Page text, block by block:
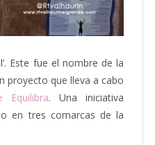
Este fue el nombre de la
proyecto que lleva a cabo
Equilibra. Una iniciativa
en tres comarcas de la